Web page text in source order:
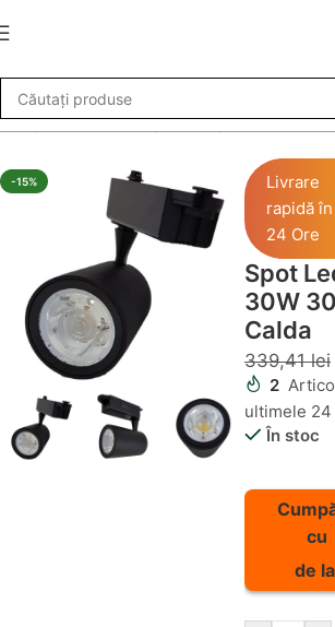
pe sina LED»Spot Led pe Sina 30W
-15%
Livrare
rapidă în
24 Ore
Spot
30W
Calda
339,41lei
2
ultimele 24
În stoc
cu
de